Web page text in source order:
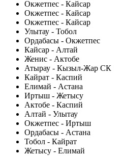
Окжетпес - Кайсар
Окжетпес - Кайсар
Окжетпес - Кайсар
Улытау - Тобол
Ордабасы - Окжетпес
Кайсар - Алтай
Женис - Актобе
Атырау - Кызыл-Жар СК
Кайрат - Каспий
Елимай - Астана
Иртыш - Жетысу
Актобе - Каспий
Алтай - Улытау
Окжетпес - Иртыш
Ордабасы - Астана
Тобол - Кайрат
Жетысу - Елимай